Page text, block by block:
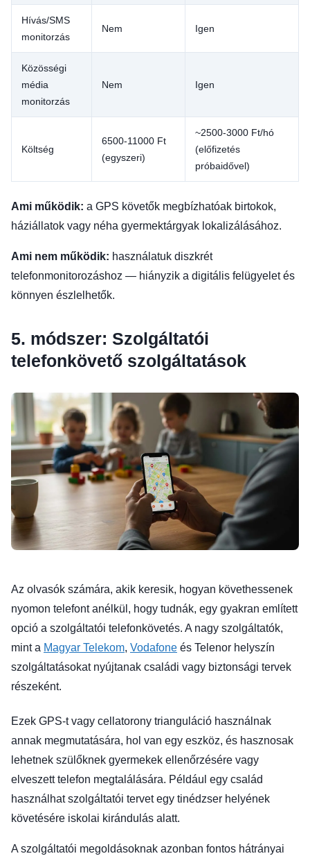
Hívás/SMS
monitorzás
Nem Igen
Közösségi
média
monitorzás
Nem Igen
Költség
6500-11000 Ft
(egyszeri)
~2500-3000 Ft/hó
(előfizetés
próbaidővel)
Ami működik: a GPS követők megbízhatóak birtokok,
háziállatok vagy néha gyermektárgyak lokalizálásához.
Ami nem működik: használatuk diszkrét
telefonmonitorozáshoz — hiányzik a digitális felügyelet és
könnyen észlelhetők.
5. módszer: Szolgáltatói
telefonkövető szolgáltatások
Az olvasók számára, akik keresik, hogyan követhessenek
nyomon telefont anélkül, hogy tudnák, egy gyakran említett
opció a szolgáltatói telefonkövetés. A nagy szolgáltatók,
mint a Magyar Telekom, Vodafone és Telenor helyszín
szolgáltatásokat nyújtanak családi vagy biztonsági tervek
részeként.
Ezek GPS-t vagy cellatorony trianguláció használnak
annak megmutatására, hol van egy eszköz, és hasznosak
lehetnek szülőknek gyermekek ellenőrzésére vagy
elveszett telefon megtalálására. Például egy család
használhat szolgáltatói tervet egy tinédzser helyének
követésére iskolai kirándulás alatt.
A szolgáltatói megoldásoknak azonban fontos hátrányai